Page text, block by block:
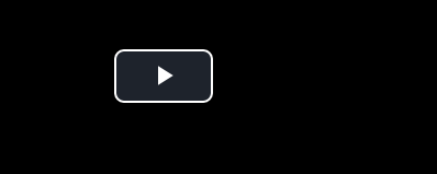
Play